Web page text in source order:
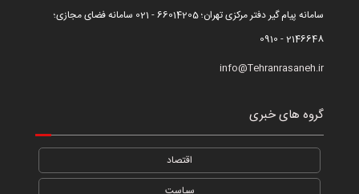
سامانه پیام گیر دفتر مرکزی تهران؛ 66014205 - 021 سامانه فضای مجازی؛
2146648 - 0910
info@Tehranrasaneh.ir
گروه های خبری
اقتصاد
سیاست